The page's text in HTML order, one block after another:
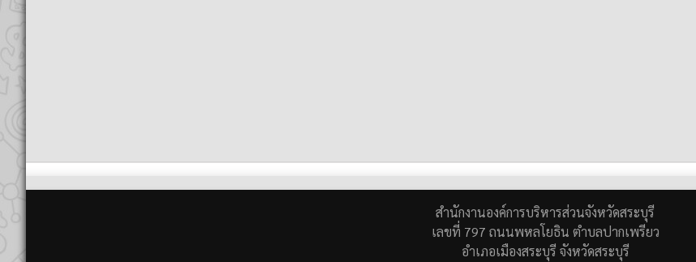
สำนักงานองค์การบริหารส่วนจังหวัดสระบุรี
เลขที่ 797 ถนนพหลโยธิน ตำบลปากเพรียว
อำเภอเมืองสระบุรี จังหวัดสระบุรี